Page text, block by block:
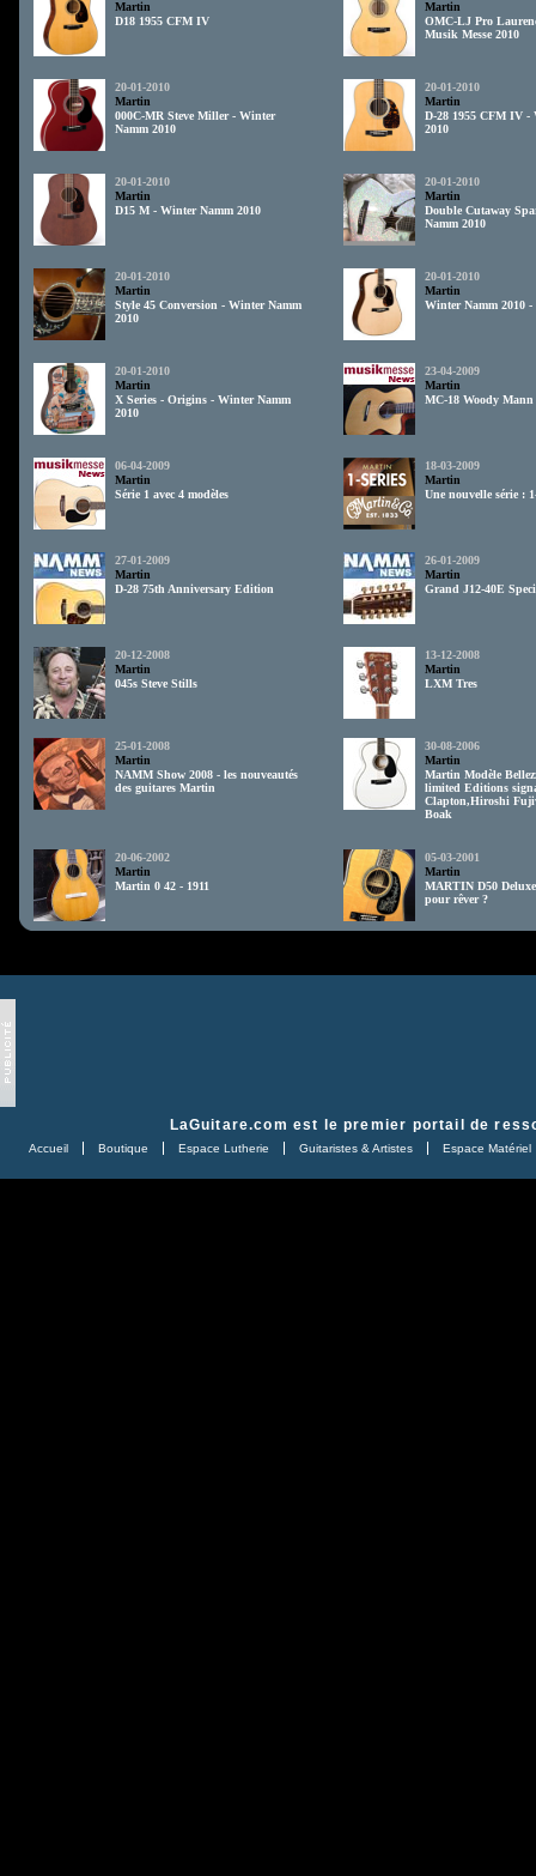
Martin
D18 1955 CFM IV
Martin
OMC-LJ Pro
Musik Messe 2010
20-01-2010
Martin
000C-MR Steve Miller - Winter
Namm 2010
20-01-2010
Martin
D-28 1955 CFM IV -
2010
20-01-2010
Martin
D15 M - Winter Namm 2010
20-01-2010
Martin
Double Cutaway
Namm 2010
20-01-2010
Martin
Style 45 Conversion - Winter Namm
2010
20-01-2010
Martin
Winter Namm 2010 -
20-01-2010
Martin
X Series - Origins - Winter Namm
2010
23-04-2009
Martin
MC-18 Woody
06-04-2009
Martin
Série 1 avec 4 modèles
18-03-2009
Martin
Une nouvelle série :
27-01-2009
Martin
D-28 75th Anniversary Edition
26-01-2009
Martin
Grand J12-40E
20-12-2008
Martin
045s Steve Stills
13-12-2008
Martin
LXM Tres
25-01-2008
Martin
NAMM Show 2008 - les nouveautés
des guitares Martin
30-08-2006
Martin
Martin Modèle
limited Editions
Clapton,Hiroshi
Boak
20-06-2002
Martin
Martin 0 42 - 1911
05-03-2001
Martin
MARTIN D50
pour rêver ?
LaGuitare.com est le premier portail de
Accueil Boutique Espace Lutherie Guitaristes & Artistes Espace Matériel